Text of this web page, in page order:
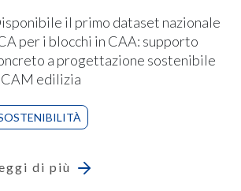
il primo dataset nazionale
per i blocchi in CAA: supporto
a progettazione sostenibile
edilizia
di più